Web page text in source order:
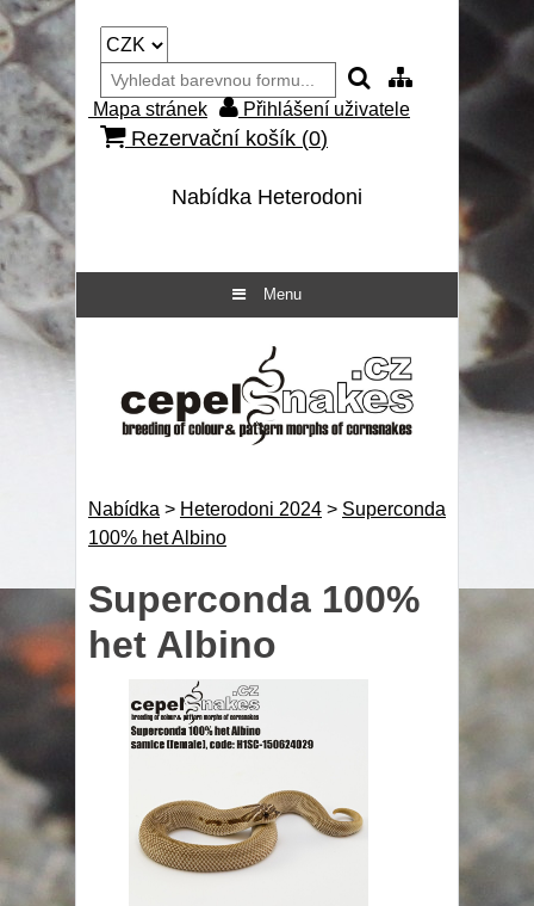
Mapa stránek Přihlášení uživatele
Rezervační košík (0)
Nabídka Heterodoni
Menu
Nabídka > Heterodoni 2024 > Superconda
100% het Albino
Superconda 100%
het Albino